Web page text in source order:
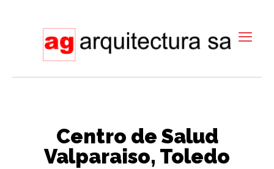
Centro de Salud
Valparaiso, Toledo